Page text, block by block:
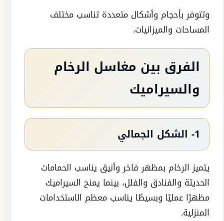
وتتوفر بأحجام وأشكال متعددة تناسب مختلف
المساحات والميزانيات.
الفرق بين مغاسل الرخام
والسيراميك
1- الشكل الجمالي
يتميز الرخام بمظهر فاخر وأنيق يناسب الحمامات
الحديثة والفنادق والفلل، بينما يمنح السيراميك
مظهرًا عمليًا وبسيطًا يناسب معظم الاستخدامات
المنزلية.